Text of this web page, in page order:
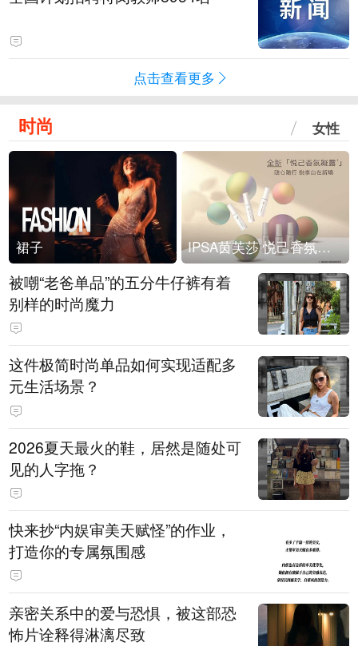
点击查看更多
时尚 女性
裙子 IPSA茵芙莎 悦己香氛凝露上市
被嘲“老爸单品”的五分牛仔裤有着
别样的时尚魔力
这件极简时尚单品如何实现适配多
元生活场景？
2026夏天最火的鞋，居然是随处可
见的人字拖？
快来抄“内娱审美天赋怪”的作业，
打造你的专属氛围感
亲密关系中的爱与恐惧，被这部恐
怖片诠释得淋漓尽致